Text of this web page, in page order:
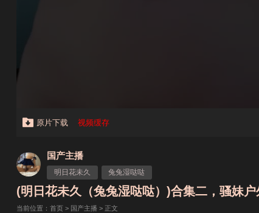
原片下载 视频缓存
国产主播
明日花未久 兔兔湿哒哒
(明日花未久（兔兔湿哒哒）)合集二，骚妹
当前位置： 首页 > 国产主播 > 正文